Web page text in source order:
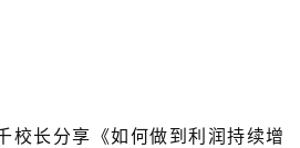
校长分享《如何做到利润持续增